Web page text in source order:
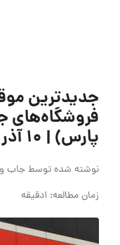
جدیدترین
فروشگاه‌‌های
پارس) | ۱۰ آذر ۱۴۰۴
نوشته شده توسطجاب
زمان مطالعه: 1دقیقه